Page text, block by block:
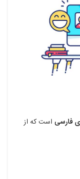
فارسی است که از